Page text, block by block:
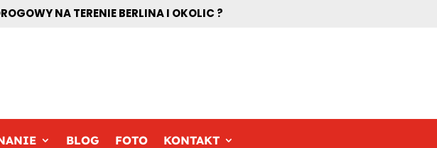
NA TERENIE BERLINA I OKOLIC ?
BLOG FOTO KONTAKT